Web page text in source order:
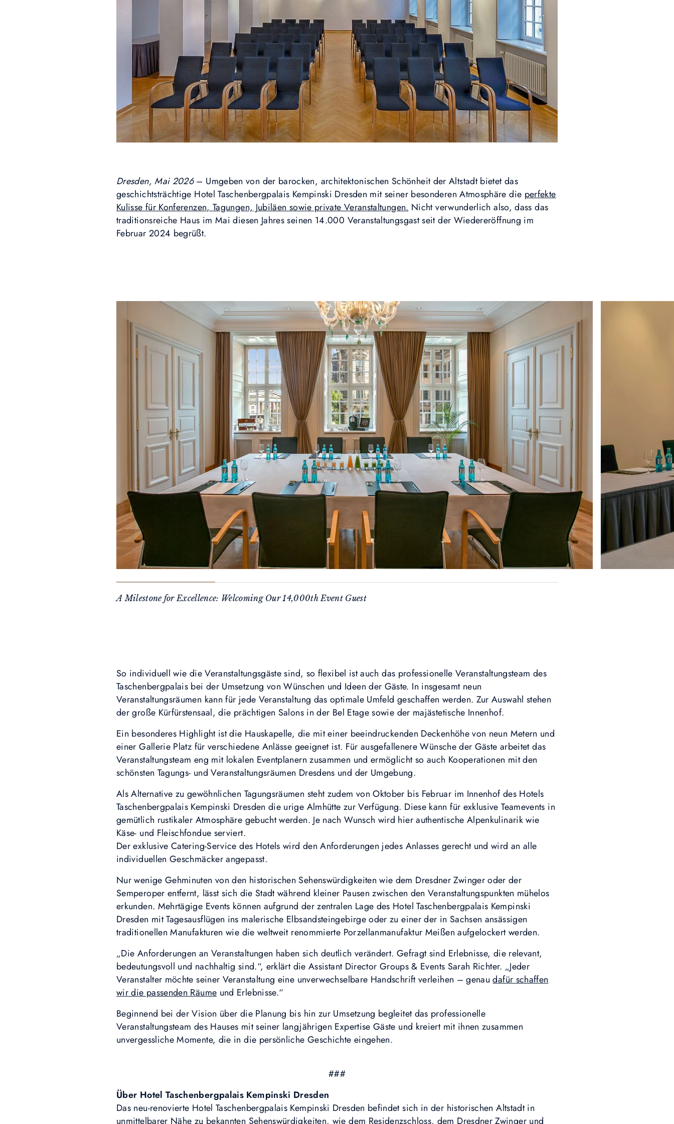
Dresden, Mai 2026– Umgeben von der barocken, architektonischen Schönheit der Altstadt bietet das
geschichtsträchtige Hotel Taschenbergpalais Kempinski Dresden mit seiner besonderen Atmosphäre die perfekte
Kulisse für Konferenzen, Tagungen, Jubiläen sowie private Veranstaltungen. Nicht verwunderlich also, dass das
traditionsreiche Haus im Mai diesen Jahres seinen 14.000 Veranstaltungsgast seit der Wiedereröffnung im
Februar 2024 begrüßt.
A Milestone for Excellence: Welcoming Our 14,000th Event Guest
So individuell wie die Veranstaltungsgäste sind, so flexibel ist auch das professionelle Veranstaltungsteam des
Taschenbergpalais bei der Umsetzung von Wünschen und Ideen der Gäste. In insgesamt neun
Veranstaltungsräumen kann für jede Veranstaltung das optimale Umfeld geschaffen werden. Zur Auswahl stehen
der große Kürfürstensaal, die prächtigen Salons in der Bel Etage sowie der majästetische Innenhof.
Ein besonderes Highlight ist die Hauskapelle, die mit einer beeindruckenden Deckenhöhe von neun Metern und
einer Gallerie Platz für verschiedene Anlässe geeignet ist. Für ausgefallenere Wünsche der Gäste arbeitet das
Veranstaltungsteam eng mit lokalen Eventplanern zusammen und ermöglicht so auch Kooperationen mit den
schönsten Tagungs- und Veranstaltungsräumen Dresdens und der Umgebung.
Als Alternative zu gewöhnlichen Tagungsräumen steht zudem von Oktober bis Februar im Innenhof des Hotels
Taschenbergpalais Kempinski Dresden die urige Almhütte zur Verfügung. Diese kann für exklusive Teamevents in
gemütlich rustikaler Atmosphäre gebucht werden. Je nach Wunsch wird hier authentische Alpenkulinarik wie
Käse- und Fleischfondue serviert.
Der exklusive Catering-Service des Hotels wird den Anforderungen jedes Anlasses gerecht und wird an alle
individuellen Geschmäcker angepasst.
Nur wenige Gehminuten von den historischen Sehenswürdigkeiten wie dem Dresdner Zwinger oder der
Semperoper entfernt, lässt sich die Stadt während kleiner Pausen zwischen den Veranstaltungspunkten mühelos
erkunden. Mehrtägige Events können aufgrund der zentralen Lage des Hotel Taschenbergpalais Kempinski
Dresden mit Tagesausflügen ins malerische Elbsandsteingebirge oder zu einer der in Sachsen ansässigen
traditionellen Manufakturen wie die weltweit renommierte Porzellanmanufaktur Meißen aufgelockert werden.
„Die Anforderungen an Veranstaltungen haben sich deutlich verändert. Gefragt sind Erlebnisse, die relevant,
bedeutungsvoll und nachhaltig sind.“, erklärt die Assistant Director Groups & Events Sarah Richter. „Jeder
Veranstalter möchte seiner Veranstaltung eine unverwechselbare Handschrift verleihen – genaudafür schaffen
wir die passenden Räume und Erlebnisse.“
Beginnend bei der Vision über die Planung bis hin zur Umsetzung begleitet das professionelle
Veranstaltungsteam des Hauses mit seiner langjährigen Expertise Gäste und kreiert mit ihnen zusammen
unvergessliche Momente, die in die persönliche Geschichte eingehen.
###
Über Hotel Taschenbergpalais Kempinski Dresden
Das neu-renovierte Hotel Taschenbergpalais Kempinski Dresden befindet sich in der historischen Altstadt in
unmittelbarer Nähe zu bekannten Sehenswürdigkeiten, wie dem Residenzschloss, dem Dresdner Zwinger und